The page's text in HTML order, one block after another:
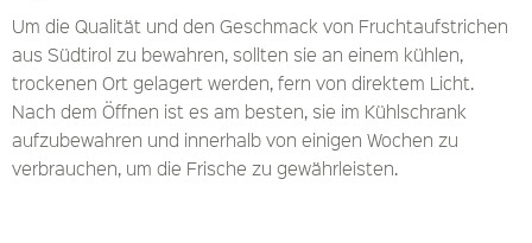
Um die Qualität und den Geschmack von Fruchtaufstrichen
aus Südtirol zu bewahren, sollten sie an einem kühlen,
trockenen Ort gelagert werden, fern von direktem Licht.
Nach dem Öffnen ist es am besten, sie im Kühlschrank
aufzubewahren und innerhalb von einigen Wochen zu
verbrauchen, um die Frische zu gewährleisten.